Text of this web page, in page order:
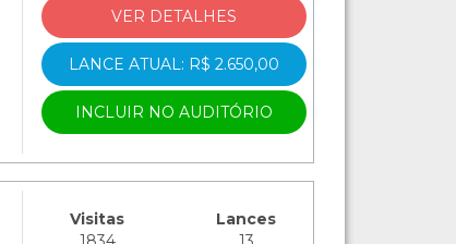
VER DETALHES
LANCE ATUAL: R$ 2.650,00
INCLUIR NO AUDITÓRIO
Visitas
Lances